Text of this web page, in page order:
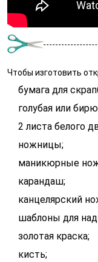
Чтобы изготовить
бумага для
голубая или
2 листа белого
ножницы;
маникюрные
карандаш;
канцелярский
шаблоны для
золотая краска;
кисть;